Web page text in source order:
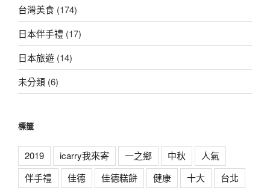
台灣美食 (174)
日本伴手禮 (17)
日本旅遊 (14)
未分類 (6)
標籤
2019 icarry我來寄 一之鄉 中秋
人氣
伴手禮
佳德 佳德糕餅 健康 十大
台北